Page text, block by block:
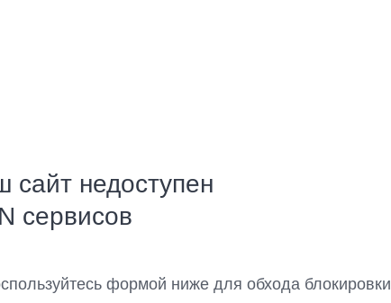
недоступен
сервисов
формой ниже для обхода блокировки